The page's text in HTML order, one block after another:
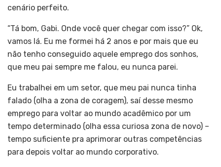
cenário perfeito.
“Tá bom, Gabi. Onde você quer chegar com isso?” Ok,
vamos lá. Eu me formei há 2 anos e por mais que eu
não tenho conseguido aquele emprego dos sonhos,
que meu pai sempre me falou, eu nunca parei.
Eu trabalhei em um setor, que meu pai nunca tinha
falado (olha a zona de coragem), saí desse mesmo
emprego para voltar ao mundo acadêmico por um
tempo determinado (olha essa curiosa zona de novo) –
tempo suficiente pra aprimorar outras competências
para depois voltar ao mundo corporativo.